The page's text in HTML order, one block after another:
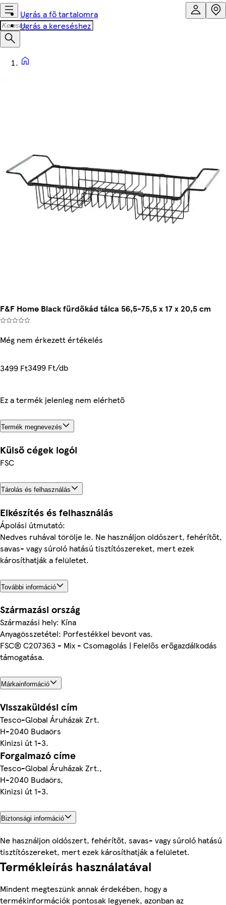
Ugrás a fő tartalomra
Ugrás a kereséshez
F&F Home Black fürdőkád tálca 56,5-75,5 x 17 x 20,5 cm
Még nem érkezett értékelés
3499 Ft3499 Ft/db
Ez a termék jelenleg nem elérhető
Termék megnevezés
Külső cégek logói
FSC
Tárolás és felhasználás
Elkészítés és felhasználás
Ápolási útmutató:
Nedves ruhával törölje le. Ne használjon oldószert, fehérítőt,
savas- vagy súroló hatású tisztítószereket, mert ezek
károsíthatják a felületet.
További információ
Származási ország
Származási hely: Kína
Anyagösszetétel: Porfestékkel bevont vas.
FSC® C207363 - Mix - Csomagolás | Felelős erőgazdálkodás
támogatása.
Márkainformáció
Visszaküldési cím
Tesco-Global Áruházak Zrt.
H-2040 Budaörs
Kinizsi út 1-3.
Forgalmazó címe
Tesco-Global Áruházak Zrt.,
H-2040 Budaörs,
Kinizsi út 1-3.
Biztonsági információ
Ne használjon oldószert, fehérítőt, savas- vagy súroló hatású
tisztítószereket, mert ezek károsíthatják a felületet.
Termékleírás használatával
Mindent megteszünk annak érdekében, hogy a
termékinformációk pontosak legyenek, azonban az